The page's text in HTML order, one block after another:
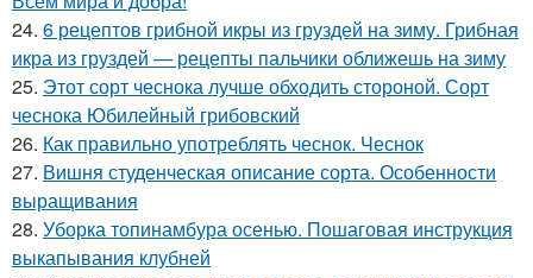
24. 6 рецептов грибной икры из груздей на зиму. Грибная
икра из груздей — рецепты пальчики оближешь на зиму
25. Этот сорт чеснока лучше обходить стороной. Сорт
чеснока Юбилейный грибовский
26. Как правильно употреблять чеснок. Чеснок
27. Вишня студенческая описание сорта. Особенности
выращивания
28. Уборка топинамбура осенью. Пошаговая инструкция
выкапывания клубней